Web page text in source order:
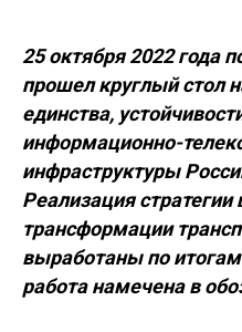
25 октября 2022 года
прошел круглый стол
единства,
информационно-
инфраструктуры
Реализация
трансформации
выработаны по итогам
работа намечена в